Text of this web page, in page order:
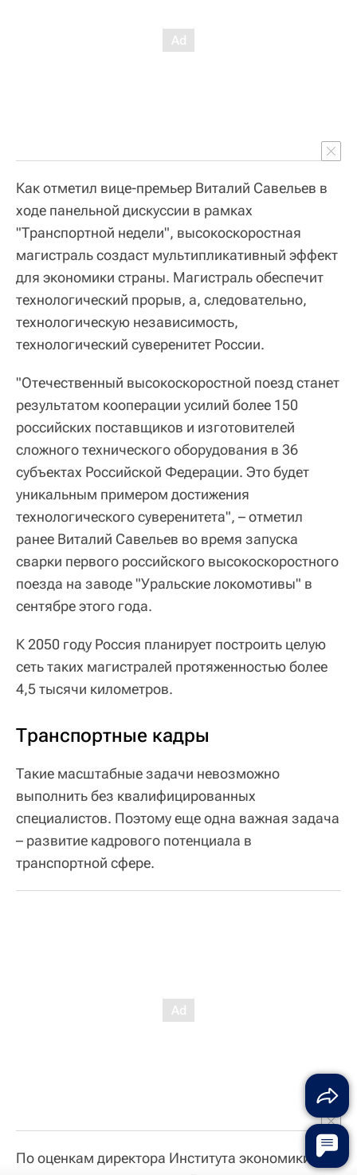
Как отметил вице-премьер Виталий Савельев в
ходе панельной дискуссии в рамках
"Транспортной недели", высокоскоростная
магистраль создаст мультипликативный эффект
для экономики страны. Магистраль обеспечит
технологический прорыв, а, следовательно,
технологическую независимость,
технологический суверенитет России.
"Отечественный высокоскоростной поезд станет
результатом кооперации усилий более 150
российских поставщиков и изготовителей
сложного технического оборудования в 36
субъектах Российской Федерации. Это будет
уникальным примером достижения
технологического суверенитета", – отметил
ранее Виталий Савельев во время запуска
сварки первого российского высокоскоростного
поезда на заводе "Уральские локомотивы" в
сентябре этого года.
К 2050 году Россия планирует построить целую
сеть таких магистралей протяженностью более
4,5 тысячи километров.
Транспортные кадры
Такие масштабные задачи невозможно
выполнить без квалифицированных
специалистов. Поэтому еще одна важная задача
– развитие кадрового потенциала в
транспортной сфере.
По оценкам директора Института экономики